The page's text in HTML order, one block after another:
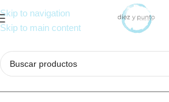
Skip to navigation
Skip to main content